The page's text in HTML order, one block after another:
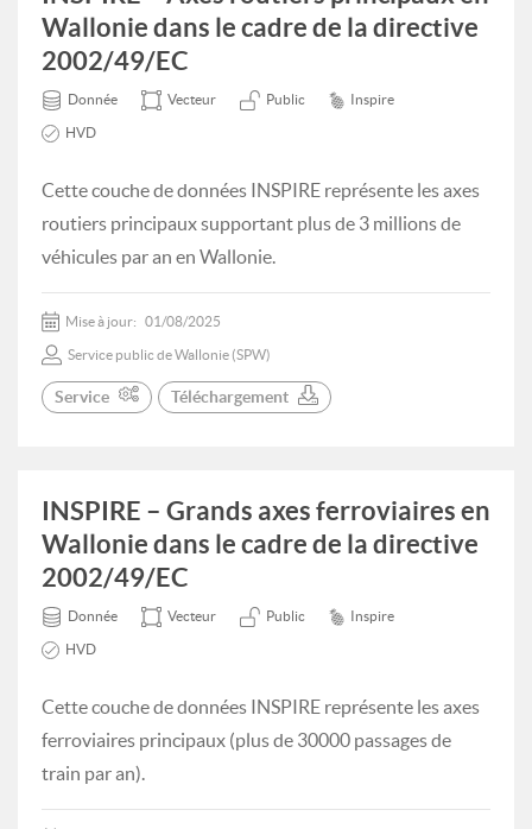
Wallonie dans le cadre de la directive
2002/49/EC
Donnée Vecteur Public Inspire
HVD
Cette couche de données INSPIRE représente les axes
routiers principaux supportant plus de 3 millions de
véhicules par an en Wallonie.
Mise à jour: 01/08/2025
Service public de Wallonie (SPW)
Service Téléchargement
INSPIRE – Grands axes ferroviaires en
Wallonie dans le cadre de la directive
2002/49/EC
Donnée Vecteur Public Inspire
HVD
Cette couche de données INSPIRE représente les axes
ferroviaires principaux (plus de 30000 passages de
train par an).